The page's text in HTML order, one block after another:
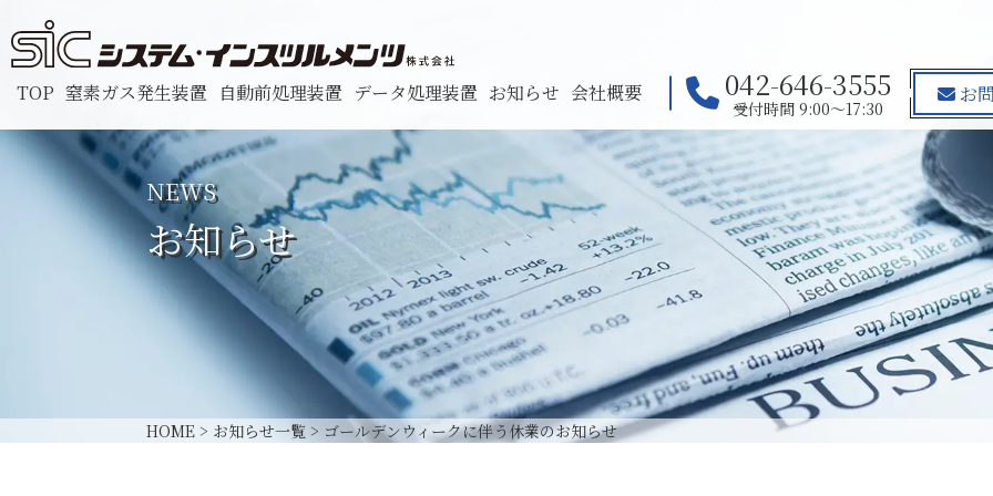
TOP 窒素ガス発生装置 自動前処理装置 データ処理装置 お知らせ 会社概要 042-646-3555
受付時間 9:00～17:30
お
NEWS
お知らせ
HOME > お知らせ一覧 > ゴールデンウィークに伴う休業のお知らせ